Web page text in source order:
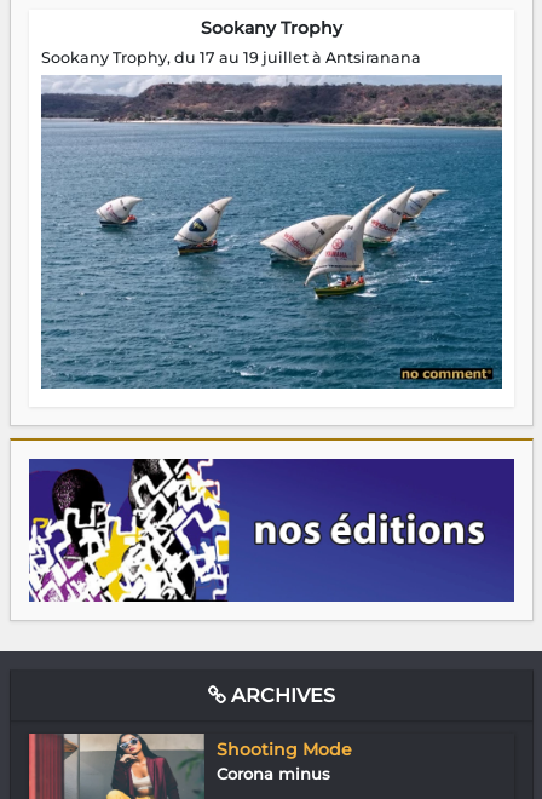
Sookany Trophy
Sookany Trophy, du 17 au 19 juillet à Antsiranana
ARCHIVES
Shooting Mode
Corona minus